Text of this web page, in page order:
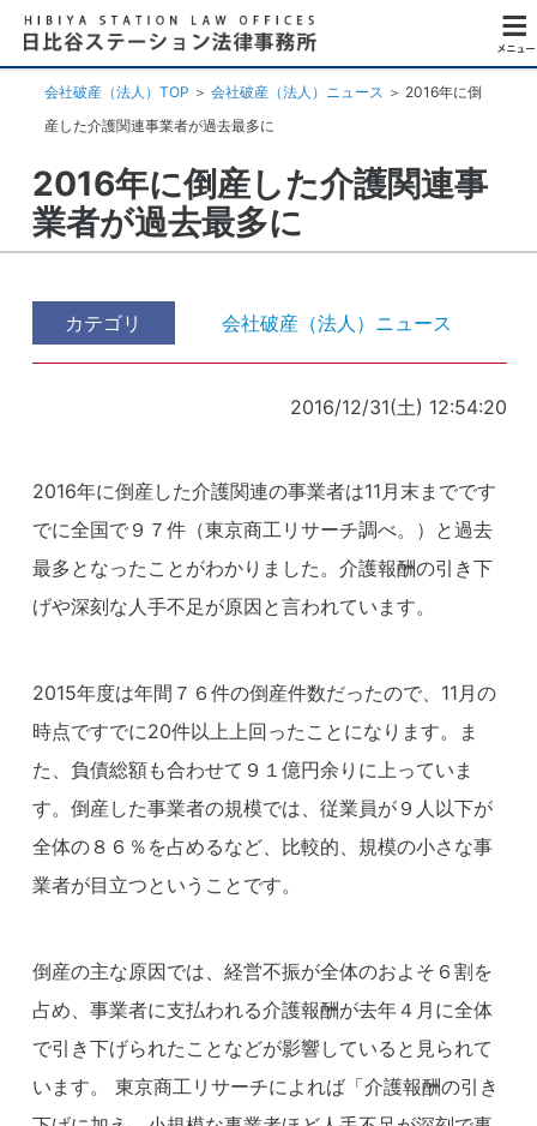
会社破産（法人）TOP ＞ 会社破産（法人）ニュース ＞ 2016年に倒
産した介護関連事業者が過去最多に
2016年に倒産した介護関連事
業者が過去最多に
カテゴリ 会社破産（法人）ニュース
2016/12/31(土) 12:54:20
2016年に倒産した介護関連の事業者は11月末までです
でに全国で９７件（東京商工リサーチ調べ。）と過去
最多となったことがわかりました。介護報酬の引き下
げや深刻な人手不足が原因と言われています。
2015年度は年間７６件の倒産件数だったので、11月の
時点ですでに20件以上上回ったことになります。ま
た、負債総額も合わせて９１億円余りに上っていま
す。倒産した事業者の規模では、従業員が９人以下が
全体の８６％を占めるなど、比較的、規模の小さな事
業者が目立つということです。
倒産の主な原因では、経営不振が全体のおよそ６割を
占め、事業者に支払われる介護報酬が去年４月に全体
で引き下げられたことなどが影響していると見られて
います。 東京商工リサーチによれば「介護報酬の引き